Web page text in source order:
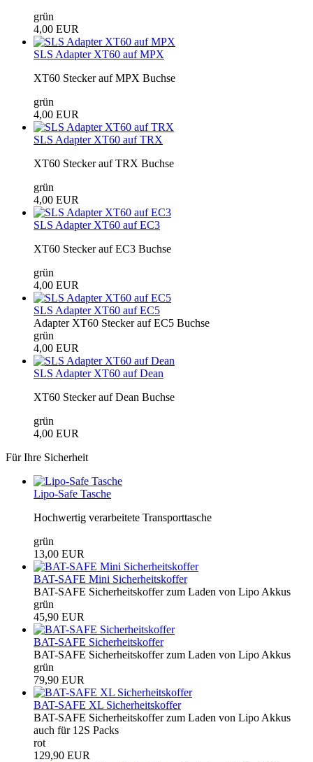
grün
4,00 EUR
SLS Adapter XT60 auf MPX
XT60 Stecker auf MPX Buchse
grün
4,00 EUR
SLS Adapter XT60 auf TRX
XT60 Stecker auf TRX Buchse
grün
4,00 EUR
SLS Adapter XT60 auf EC3
XT60 Stecker auf EC3 Buchse
grün
4,00 EUR
SLS Adapter XT60 auf EC5
Adapter XT60 Stecker auf EC5 Buchse
grün
4,00 EUR
SLS Adapter XT60 auf Dean
XT60 Stecker auf Dean Buchse
grün
4,00 EUR
Für Ihre Sicherheit
Lipo-Safe Tasche
Hochwertig verarbeitete Transporttasche
grün
13,00 EUR
BAT-SAFE Mini Sicherheitskoffer
BAT-SAFE Sicherheitskoffer zum Laden von Lipo Akkus
grün
45,90 EUR
BAT-SAFE Sicherheitskoffer
BAT-SAFE Sicherheitskoffer zum Laden von Lipo Akkus
grün
79,90 EUR
BAT-SAFE XL Sicherheitskoffer
BAT-SAFE Sicherheitskoffer zum Laden von Lipo Akkus
auch für 12S Packs
rot
129,90 EUR